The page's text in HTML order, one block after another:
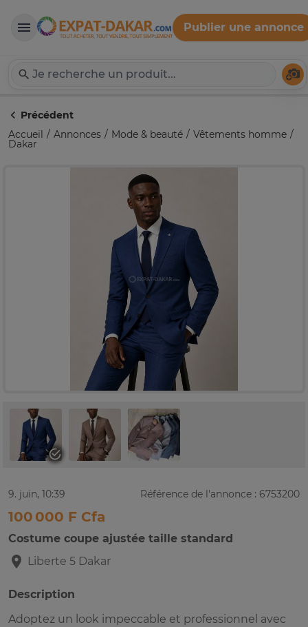
Expat-Dakar
Publier une annonce
Précédent
Accueil
Annonces Mode & beauté Vêtements homme
Dakar
9. juin, 10:39 Référence de l'annonce : 6753200
100 000 F Cfa
Costume coupe ajustée taille standard
Liberte 5 Dakar
Description
Adoptez un look impeccable et professionnel avec